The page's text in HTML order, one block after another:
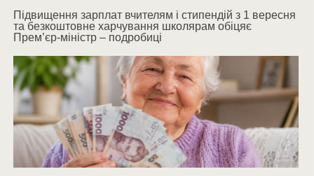
Підвищення зарплат вчителям і стипендій з 1 вересня
та безкоштовне харчування школярам обіцяє
Прем’єр-міністр – подробиці